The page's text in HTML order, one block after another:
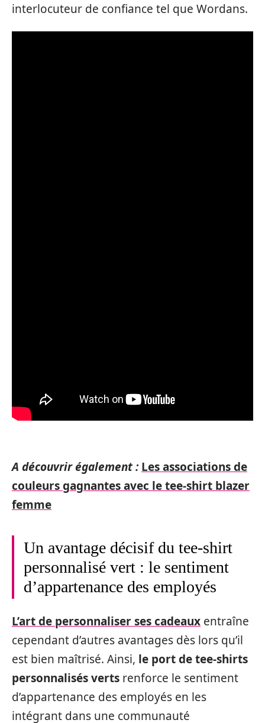
interlocuteur de confiance tel que Wordans.
A découvrir également : Les associations de
couleurs gagnantes avec le tee-shirt blazer
femme
Un avantage décisif du tee-shirt
personnalisé vert : le sentiment
d’appartenance des employés
L’art de personnaliser ses cadeaux entraîne
cependant d’autres avantages dès lors qu’il
est bien maîtrisé. Ainsi, le port de tee-shirts
personnalisés verts renforce le sentiment
d’appartenance des employés en les
intégrant dans une communauté